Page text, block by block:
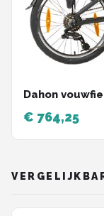
Dahon
€ 764,25